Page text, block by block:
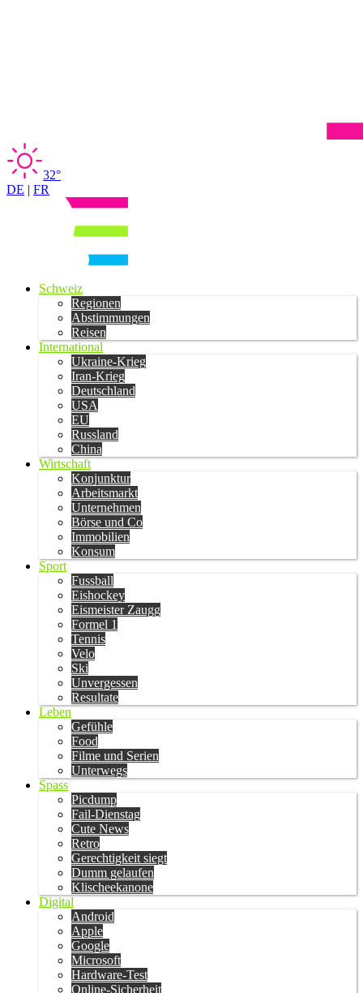
32°
DE | FR
Schweiz
Regionen
Abstimmungen
Reisen
International
Ukraine-Krieg
Iran-Krieg
Deutschland
USA
EU
Russland
China
Wirtschaft
Konjunktur
Arbeitsmarkt
Unternehmen
Börse und Co
Immobilien
Konsum
Sport
Fussball
Eishockey
Eismeister Zaugg
Formel 1
Tennis
Velo
Ski
Unvergessen
Resultate
Leben
Gefühle
Food
Filme und Serien
Unterwegs
Spass
Picdump
Fail-Dienstag
Cute News
Retro
Gerechtigkeit siegt
Dumm gelaufen
Klischeekanone
Digital
Android
Apple
Google
Microsoft
Hardware-Test
Online-Sicherheit